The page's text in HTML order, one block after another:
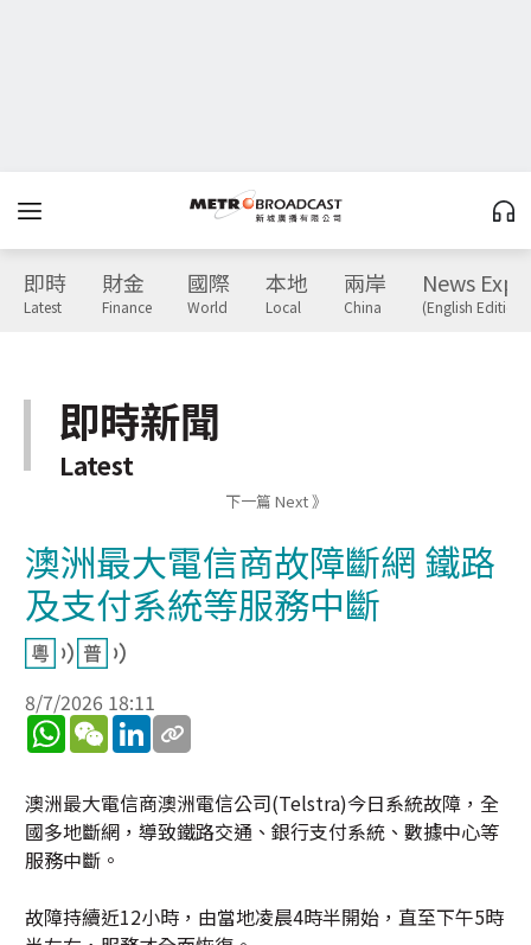
即時
Latest
財金
Finance
國際
World
本地
Local
兩岸
China
News
(English Edition)
即時新聞
Latest
下一篇 Next 》
澳洲最大電信商故障斷網 鐵路
及支付系統等服務中斷
8/7/2026 18:11
WhatsApp
WeChatLinkedIn
澳洲最大電信商澳洲電信公司(Telstra)今日系統故障，全
國多地斷網，導致鐵路交通、銀行支付系統、數據中心等
服務中斷。
故障持續近12小時，由當地凌晨4時半開始，直至下午5時